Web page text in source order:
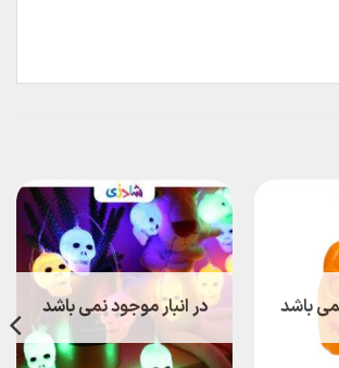
باشد در انبار موجود نمی باشد